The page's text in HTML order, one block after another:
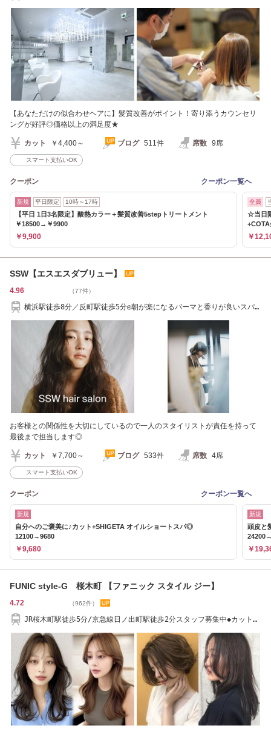
【あなただけの似合わせヘアに】髪質改善がポイント！寄り添うカウンセリ
ングが好評◎価格以上の満足度★
カット ￥4,400～ ブログ 511件 席数 9席
スマート支払いOK
クーポン クーポン一覧へ
新規 平日限定 10時～17時
【平日 1日3名限定】酸熱カラー＋髪質改善5stepトリートメント
￥18500→￥9900
￥9,900
全員
☆当日
￥
SSW【エスエスダブリュー】
4.96 （77件）
横浜駅徒歩8分／反町駅徒歩5分◎朝が楽になるパーマと香りが良いスパ
お客様との関係性を大切にしているので一人のスタイリストが責任を持って
最後まで担当します◎
カット ￥7,700～ ブログ 533件 席数 4席
スマート支払いOK
クーポン クーポン一覧へ
新規
自分へのご褒美に♪カット+SHIGETA オイルショートスパ◎
12100→9680
￥9,680
新規
頭皮と
￥
FUNIC style-G 桜木町 【ファニック スタイル ジー】
4.72 （962件）
JR桜木町駅徒歩5分/京急線日ノ出町駅徒歩2分スタッフ募集中◆カットカ